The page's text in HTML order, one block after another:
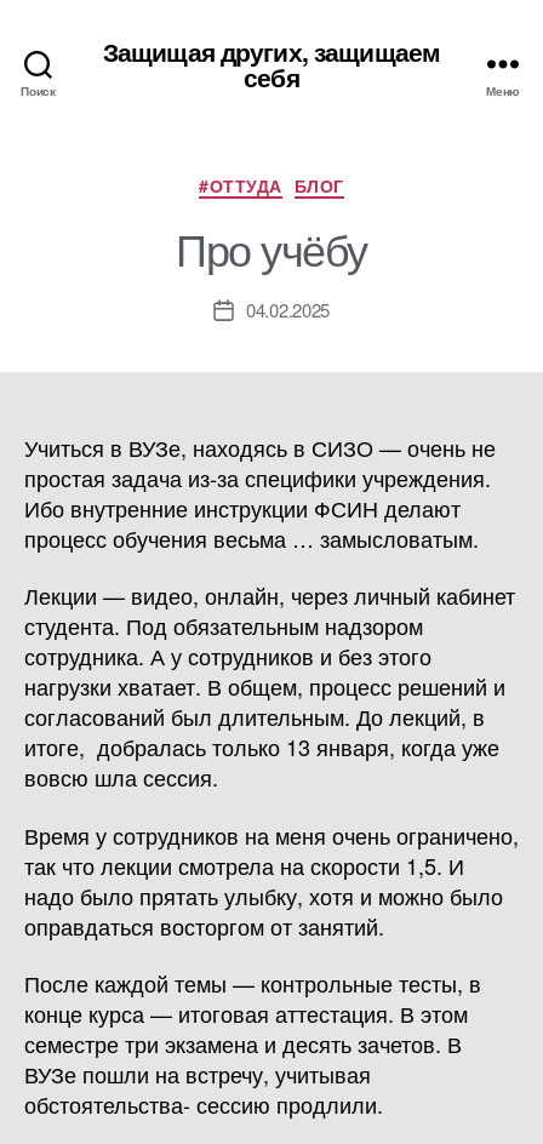
Поиск
Защищая других, защищаем
себя Меню
Рубрики
#ОТТУДА БЛОГ
Про учёбу
Дата04.02.2025
Учиться в ВУЗе, находясь в СИЗО — очень не
простая задача из-за специфики учреждения.
Ибо внутренние инструкции ФСИН делают
процесс обучения весьма … замысловатым.
Лекции — видео, онлайн, через личный кабинет
студента. Под обязательным надзором
сотрудника. А у сотрудников и без этого
нагрузки хватает. В общем, процесс решений и
согласований был длительным. До лекций, в
итоге, добралась только 13 января, когда уже
вовсю шла сессия.
Время у сотрудников на меня очень ограничено,
так что лекции смотрела на скорости 1,5. И
надо было прятать улыбку, хотя и можно было
оправдаться восторгом от занятий.
После каждой темы — контрольные тесты, в
конце курса — итоговая аттестация. В этом
семестре три экзамена и десять зачетов. В
ВУЗе пошли на встречу, учитывая
обстоятельства- сессию продлили.